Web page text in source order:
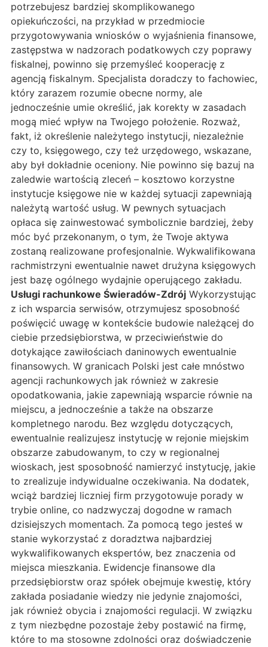
potrzebujesz bardziej skomplikowanego
opiekuńczości, na przykład w przedmiocie
przygotowywania wniosków o wyjaśnienia finansowe,
zastępstwa w nadzorach podatkowych czy poprawy
fiskalnej, powinno się przemyśleć kooperację z
agencją fiskalnym. Specjalista doradczy to fachowiec,
który zarazem rozumie obecne normy, ale
jednocześnie umie określić, jak korekty w zasadach
mogą mieć wpływ na Twojego położenie. Rozważ,
fakt, iż określenie należytego instytucji, niezależnie
czy to, księgowego, czy też urzędowego, wskazane,
aby był dokładnie oceniony. Nie powinno się bazuj na
zaledwie wartością zleceń – kosztowo korzystne
instytucje księgowe nie w każdej sytuacji zapewniają
należytą wartość usług. W pewnych sytuacjach
opłaca się zainwestować symbolicznie bardziej, żeby
móc być przekonanym, o tym, że Twoje aktywa
zostaną realizowane profesjonalnie. Wykwalifikowana
rachmistrzyni ewentualnie nawet drużyna księgowych
jest bazę ogólnego wydajnie operującego zakładu.
Usługi rachunkowe Świeradów-Zdrój Wykorzystując
z ich wsparcia serwisów, otrzymujesz sposobność
poświęcić uwagę w kontekście budowie należącej do
ciebie przedsiębiorstwa, w przeciwieństwie do
dotykające zawiłościach daninowych ewentualnie
finansowych. W granicach Polski jest całe mnóstwo
agencji rachunkowych jak również w zakresie
opodatkowania, jakie zapewniają wsparcie równie na
miejscu, a jednocześnie a także na obszarze
kompletnego narodu. Bez względu dotyczących,
ewentualnie realizujesz instytucję w rejonie miejskim
obszarze zabudowanym, to czy w regionalnej
wioskach, jest sposobność namierzyć instytucję, jakie
to zrealizuje indywidualne oczekiwania. Na dodatek,
wciąż bardziej liczniej firm przygotowuje porady w
trybie online, co nadzwyczaj dogodne w ramach
dzisiejszych momentach. Za pomocą tego jesteś w
stanie wykorzystać z doradztwa najbardziej
wykwalifikowanych ekspertów, bez znaczenia od
miejsca mieszkania. Ewidencje finansowe dla
przedsiębiorstw oraz spółek obejmuje kwestię, który
zakłada posiadanie wiedzy nie jedynie znajomości,
jak również obycia i znajomości regulacji. W związku
z tym niezbędne pozostaje żeby postawić na firmę,
które to ma stosowne zdolności oraz doświadczenie